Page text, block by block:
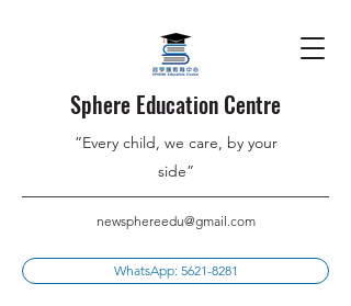
Sphere Education Centre
”Every child, we care, by your
side”
newsphereedu@gmail.com
WhatsApp: 5621-8281